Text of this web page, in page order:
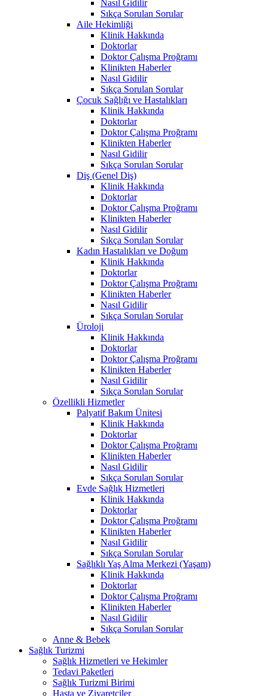
Nasıl Gidilir
Sıkça Sorulan Sorular
Aile Hekimliği
Klinik Hakkında
Doktorlar
Doktor Çalışma Proğramı
Klinikten Haberler
Nasıl Gidilir
Sıkça Sorulan Sorular
Çocuk Sağlığı ve Hastalıkları
Klinik Hakkında
Doktorlar
Doktor Çalışma Proğramı
Klinikten Haberler
Nasıl Gidilir
Sıkça Sorulan Sorular
Diş (Genel Diş)
Klinik Hakkında
Doktorlar
Doktor Çalışma Proğramı
Klinikten Haberler
Nasıl Gidilir
Sıkça Sorulan Sorular
Kadın Hastalıkları ve Doğum
Klinik Hakkında
Doktorlar
Doktor Çalışma Proğramı
Klinikten Haberler
Nasıl Gidilir
Sıkça Sorulan Sorular
Üroloji
Klinik Hakkında
Doktorlar
Doktor Çalışma Proğramı
Klinikten Haberler
Nasıl Gidilir
Sıkça Sorulan Sorular
Özellikli Hizmetler
Palyatif Bakım Ünitesi
Klinik Hakkında
Doktorlar
Doktor Çalışma Proğramı
Klinikten Haberler
Nasıl Gidilir
Sıkça Sorulan Sorular
Evde Sağlık Hizmetleri
Klinik Hakkında
Doktorlar
Doktor Çalışma Proğramı
Klinikten Haberler
Nasıl Gidilir
Sıkça Sorulan Sorular
Sağlıklı Yaş Alma Merkezi (Yaşam)
Klinik Hakkında
Doktorlar
Doktor Çalışma Proğramı
Klinikten Haberler
Nasıl Gidilir
Sıkça Sorulan Sorular
Anne & Bebek
Sağlık Turizmi
Sağlık Hizmetleri ve Hekimler
Tedavi Paketleri
Sağlık Turizmi Birimi
Hasta ve Ziyaretçiler